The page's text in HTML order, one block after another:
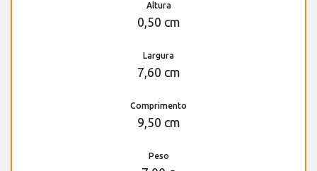
Altura
0,50 cm
Largura
7,60 cm
Comprimento
9,50 cm
Peso